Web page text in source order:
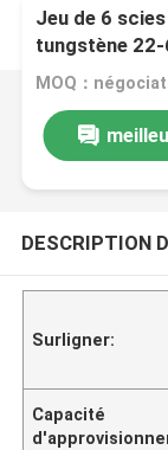
Jeu de 6
tungstène
MOQ：
DESCRIPTION
Surligner:
Capacité